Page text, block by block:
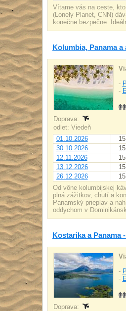
Vítame vás na ceste,
(Lonely Planet, CNN)
konečne bezpečne.
Kolumbia, Panama
-
-
Doprava:
odlet: Viedeň
01.10.2026
30.10.2026
12.11.2026
13.12.2026
26.12.2026
Od vône kolumbijskej
plná zážitkov, chutí a
Panamský prieplav a
oddychom v
Kostarika a Panama
-
-
Doprava: